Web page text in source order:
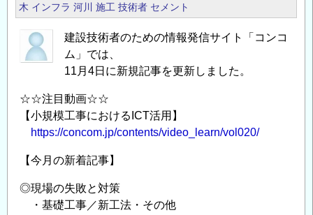
木 インフラ 河川 施工 技術者 セメント
建設技術者のための情報発信サイト「コンコ
ム」では、
11月4日に新規記事を更新しました。
☆☆注目動画☆☆
【小規模工事におけるICT活用】
https://concom.jp/contents/video_learn/vol020/
【今月の新着記事】
◎現場の失敗と対策
・基礎工事／新工法・その他